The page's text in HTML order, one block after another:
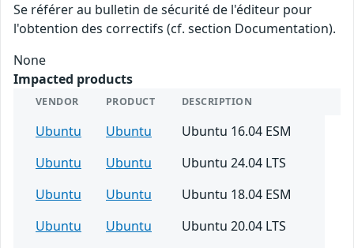
Se référer au bulletin de sécurité de l'éditeur pour
l'obtention des correctifs (cf. section Documentation).
None
Impacted products
VENDOR PRODUCT DESCRIPTION
Ubuntu Ubuntu
Ubuntu 16.04 ESM
Ubuntu
Ubuntu
Ubuntu 24.04 LTS
Ubuntu
Ubuntu
Ubuntu 18.04 ESM
Ubuntu
Ubuntu
Ubuntu 20.04 LTS